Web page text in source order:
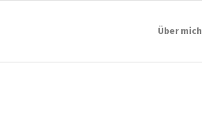
Über mich